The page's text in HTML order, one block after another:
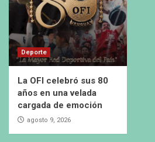
Deporte
La OFI celebró sus 80
años en una velada
cargada de emoción
agosto 9, 2026